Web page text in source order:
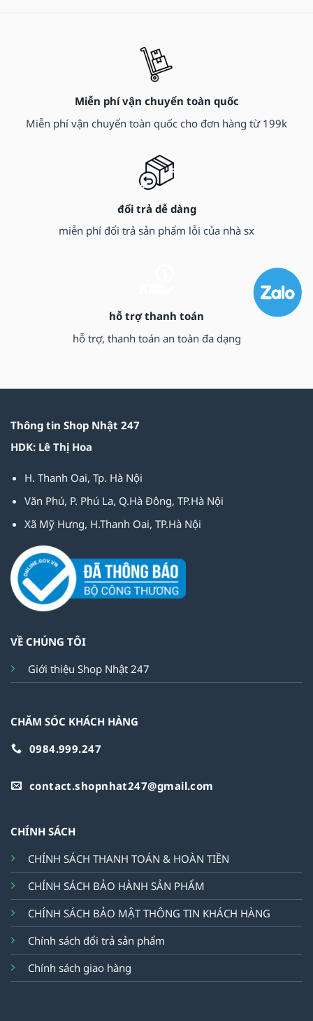
Miễn phí vận chuyển toàn quốc
Miễn phí vận chuyển toàn quốc cho đơn hàng từ 199k
đổi trả dễ dàng
miễn phí đổi trả sản phẩm lỗi của nhà sx
hỗ trợ thanh toán
hỗ trợ, thanh toán an toàn đa dạng
Thông tin Shop Nhật 247
HDK: Lê Thị Hoa
H. Thanh Oai, Tp. Hà Nội
Văn Phú, P. Phú La, Q.Hà Đông, TP.Hà Nội
Xã Mỹ Hưng, H.Thanh Oai, TP.Hà Nội
VỀ CHÚNG TÔI
Giới thiệu Shop Nhật 247
CHĂM SÓC KHÁCH HÀNG
0984.999.247
contact.shopnhat247@gmail.com
CHÍNH SÁCH
CHÍNH SÁCH THANH TOÁN & HOÀN TIỀN
CHÍNH SÁCH BẢO HÀNH SẢN PHẨM
CHÍNH SÁCH BẢO MẬT THÔNG TIN KHÁCH HÀNG
Chính sách đổi trả sản phẩm
Chính sách giao hàng